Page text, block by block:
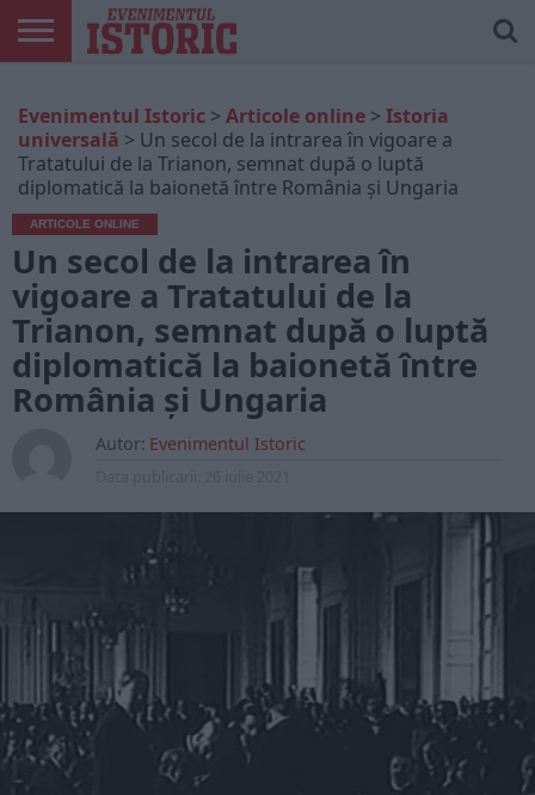
ONLINE
EDIȚII
TIPĂRITE
ISTORIC
PLAY
CONTUL
MEU
Evenimentul Istoric > Articole online > Istoria
universală > Un secol de la intrarea în vigoare a
Tratatului de la Trianon, semnat după o luptă
diplomatică la baionetă între România și Ungaria
ARTICOLE ONLINE
Un secol de la intrarea în
vigoare a Tratatului de la
Trianon, semnat după o luptă
diplomatică la baionetă între
România și Ungaria
Autor: Evenimentul Istoric